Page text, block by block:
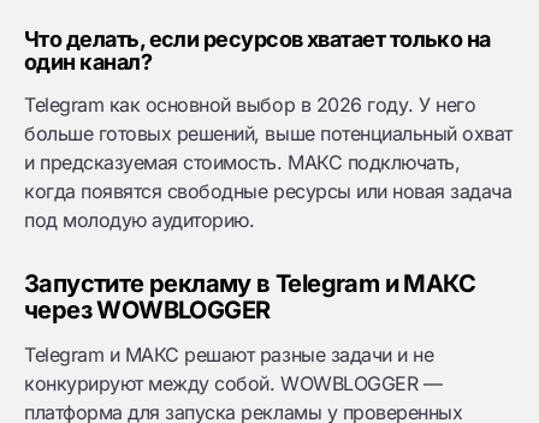
Что делать, если ресурсов хватает только на
один канал?
Telegram как основной выбор в 2026 году. У него
больше готовых решений, выше потенциальный охват
и предсказуемая стоимость. МАКС подключать,
когда появятся свободные ресурсы или новая задача
под молодую аудиторию.
Запустите рекламу в Telegram и МАКС
через WOWBLOGGER
Telegram и МАКС решают разные задачи и не
конкурируют между собой. WOWBLOGGER —
платформа для запуска рекламы у проверенных